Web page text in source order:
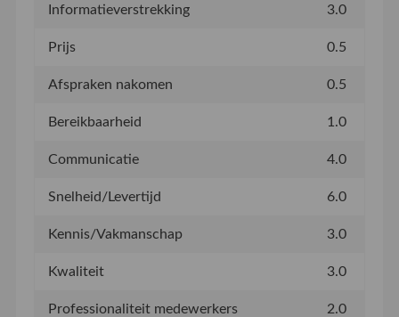
Informatieverstrekking 3.0
Prijs 0.5
Afspraken nakomen 0.5
Bereikbaarheid 1.0
Communicatie 4.0
Snelheid/Levertijd 6.0
Kennis/Vakmanschap 3.0
Kwaliteit 3.0
Professionaliteit medewerkers 2.0